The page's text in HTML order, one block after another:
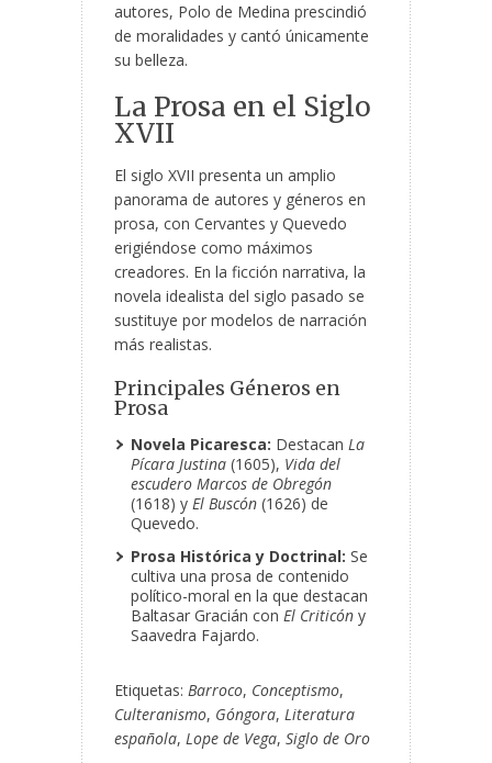
autores, Polo de Medina prescindió
de moralidades y cantó únicamente
su belleza.
La Prosa en el Siglo
XVII
El siglo XVII presenta un amplio
panorama de autores y géneros en
prosa, con Cervantes y Quevedo
erigiéndose como máximos
creadores. En la ficción narrativa, la
novela idealista del siglo pasado se
sustituye por modelos de narración
más realistas.
Principales Géneros en
Prosa
Novela Picaresca: Destacan La
Pícara Justina (1605), Vida del
escudero Marcos de Obregón
(1618) y El Buscón (1626) de
Quevedo.
Prosa Histórica y Doctrinal: Se
cultiva una prosa de contenido
político-moral en la que destacan
Baltasar Gracián con El Criticón y
Saavedra Fajardo.
Etiquetas: Barroco, Conceptismo,
Culteranismo, Góngora, Literatura
española, Lope de Vega, Siglo de Oro